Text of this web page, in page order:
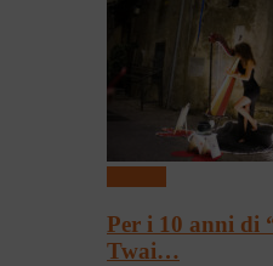
Per i 10 anni di
Twai…